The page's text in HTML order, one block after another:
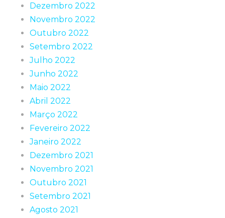
Dezembro 2022
Novembro 2022
Outubro 2022
Setembro 2022
Julho 2022
Junho 2022
Maio 2022
Abril 2022
Março 2022
Fevereiro 2022
Janeiro 2022
Dezembro 2021
Novembro 2021
Outubro 2021
Setembro 2021
Agosto 2021